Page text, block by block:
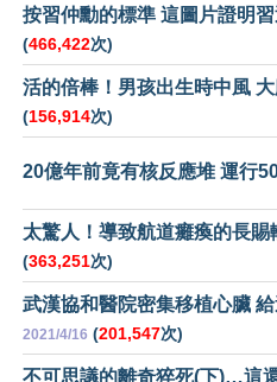
按習仲勳的標準 這圖片證明
(466,422次)
活的倍棒！男孩出生時中風
(156,914次)
20億年前竟有核反應堆 運行
太驚人！導致航道癱瘓的長賜
(363,251次)
武漢協和醫院密集移植心臟
2021/4/16 (201,547次)
不可思議的離奇猝死(下)…這